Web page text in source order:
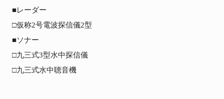
■レーダー
□仮称2号電波探信儀2型
■ソナー
□九三式3型水中探信儀
□九三式水中聴音機